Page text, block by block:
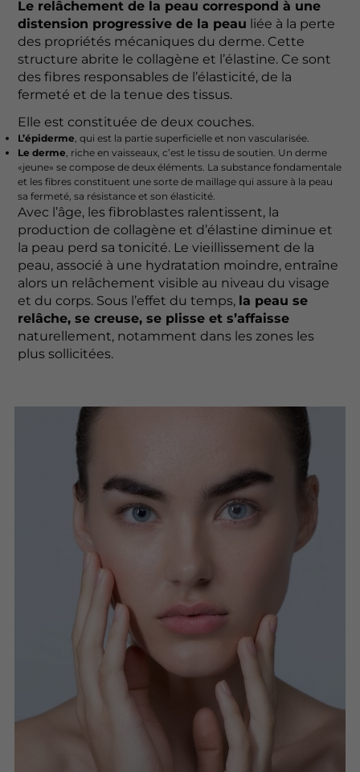
Le relâchement de la peau correspond à une
distension progressive de la peau liée à la perte
des propriétés mécaniques du derme. Cette
structure abrite le collagène et l’élastine. Ce sont
des fibres responsables de l’élasticité, de la
fermeté et de la tenue des tissus.
Elle est constituée de deux couches.
L’épiderme, qui est la partie superficielle et non vascularisée.
Le derme, riche en vaisseaux, c’est le tissu de soutien. Un derme
«jeune» se compose de deux éléments. La substance fondamentale
et les fibres constituent une sorte de maillage qui assure à la peau
sa fermeté, sa résistance et son élasticité.
Avec l’âge, les fibroblastes ralentissent, la
production de collagène et d’élastine diminue et
la peau perd sa tonicité. Le vieillissement de la
peau, associé à une hydratation moindre, entraîne
alors un relâchement visible au niveau du visage
et du corps. Sous l’effet du temps, la peau se
relâche, se creuse, se plisse et s’affaisse
naturellement, notamment dans les zones les
plus sollicitées.